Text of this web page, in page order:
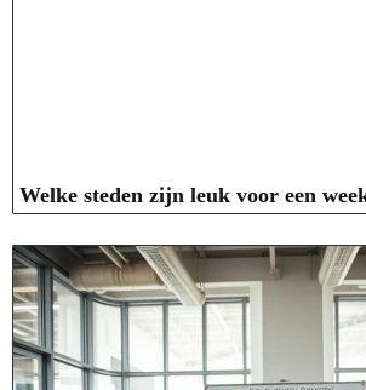
Welke steden zijn leuk voor een